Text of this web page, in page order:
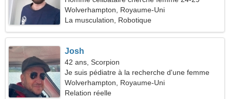
Wolverhampton, Royaume-Uni
La musculation, Robotique
Josh
42 ans, Scorpion
Je suis pédiatre à la recherche d'une femme
cool
Wolverhampton, Royaume-Uni
Relation réelle